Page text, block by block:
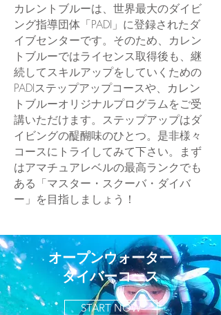
カレントブルーは、世界最大のダイビ
ング指導団体「PADI」に登録されたダ
イブセンターです。そのため、カレン
トブルーではライセンス取得後も、継
続してスキルアップをしていくための
PADIステップアップコースや、カレン
トブルーオリジナルプログラムをご受
講いただけます。ステップアップはダ
イビングの醍醐味のひとつ。是非様々
コースにトライしてみて下さい。​まず
はアマチュアレベルの最高ランクでも
ある「マスター・スクーバ・ダイバ
ー」を目指しましょう！
オープンウォーター
​ダイバーコース
START NOW